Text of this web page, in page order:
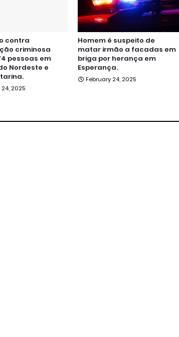
contra
criminosa
pessoas em
Nordeste e
2025
Homem é suspeito de
matar irmão a facadas em
briga por herança em
Esperança.
February 24, 2025